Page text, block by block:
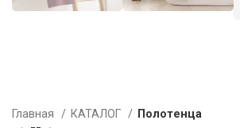
Главная КАТАЛОГ Полотенца